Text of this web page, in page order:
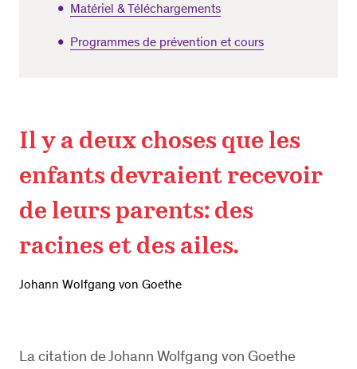
Matériel & Téléchargements
Programmes de prévention et cours
Il y a deux choses que les
enfants devraient recevoir
de leurs parents: des
racines et des ailes.
Johann Wolfgang von Goethe
La citation de Johann Wolfgang von Goethe